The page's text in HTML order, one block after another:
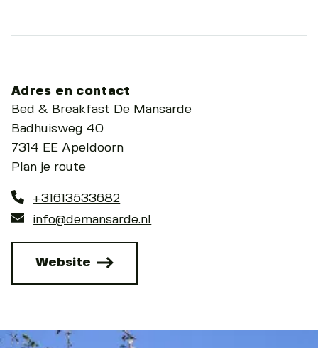
Adres en contact
Bed & Breakfast De Mansarde
Badhuisweg 40
7314 EE Apeldoorn
Plan je route
+31613533682
info@demansarde.nl
Website